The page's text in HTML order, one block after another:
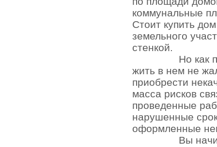
коммунальные
Стоит купить
земельного
стенкой.
Но как
жить в нем не
приобрести
масса рисков
проведенные
нарушенные
оформленные
Вы